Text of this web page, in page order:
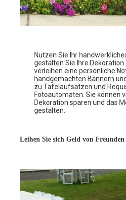
Nutzen Sie Ihr
gestalten Sie Ihre
verleihen eine persönliche
handgemachtenBannern
zu Tafelaufsätzen und
Fotoautomaten. Sie können
Dekoration sparen und das
gestalten.
Leihen Sie sich Geld von